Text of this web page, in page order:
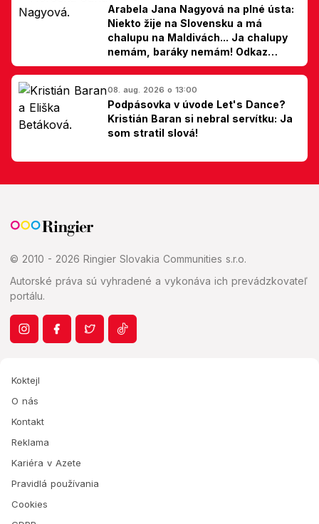
Arabela Jana Nagyová na plné ústa:
Niekto žije na Slovensku a má
chalupu na Maldivách... Ja chalupy
nemám, baráky nemám! Odkaz
Slovákom
08. aug. 2026 o 13:00
Podpásovka v úvode Let's Dance?
Kristián Baran si nebral servítku: Ja
som stratil slová!
© 2010 - 2026 Ringier Slovakia Communities s.r.o.
Autorské práva sú vyhradené a vykonáva ich prevádzkovateľ
portálu.
Koktejl
O nás
Kontakt
Reklama
Kariéra v Azete
Pravidlá používania
Cookies